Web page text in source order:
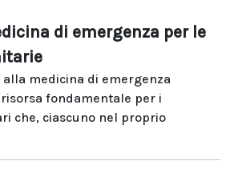
di emergenza per le
medicina di emergenza
fondamentale per i
che, ciascuno nel proprio